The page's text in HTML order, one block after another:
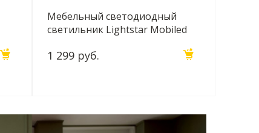
Мебельный светодиодный
светильник Lightstar Mobiled
1 299 руб.